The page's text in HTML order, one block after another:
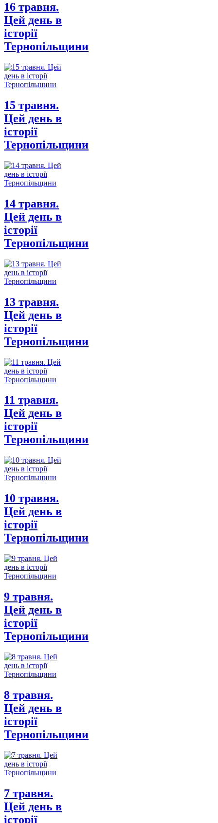
16 травня.
Цей день в
історії
Тернопільщини
15 травня.
Цей день в
історії
Тернопільщини
14 травня.
Цей день в
історії
Тернопільщини
13 травня.
Цей день в
історії
Тернопільщини
11 травня.
Цей день в
історії
Тернопільщини
10 травня.
Цей день в
історії
Тернопільщини
9 травня.
Цей день в
історії
Тернопільщини
8 травня.
Цей день в
історії
Тернопільщини
7 травня.
Цей день в
історії